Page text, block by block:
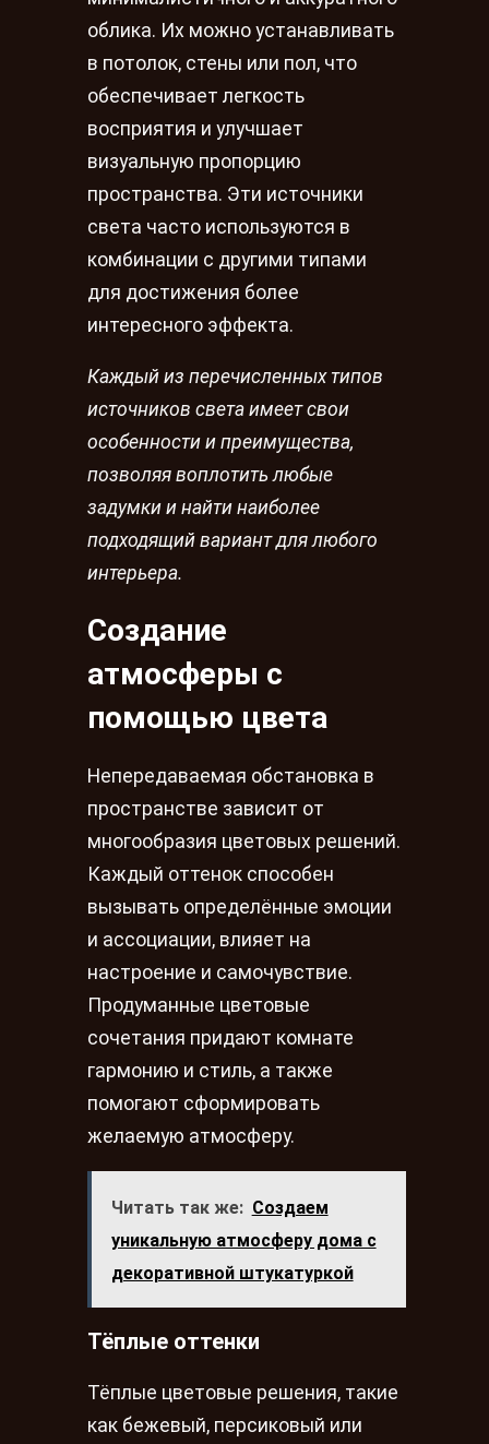
облика. Их можно устанавливать
в потолок, стены или пол, что
обеспечивает легкость
восприятия и улучшает
визуальную пропорцию
пространства. Эти источники
света часто используются в
комбинации с другими типами
для достижения более
интересного эффекта.
Каждый из перечисленных типов
источников света имеет свои
особенности и преимущества,
позволяя воплотить любые
задумки и найти наиболее
подходящий вариант для любого
интерьера.
Создание
атмосферы с
помощью цвета
Непередаваемая обстановка в
пространстве зависит от
многообразия цветовых решений.
Каждый оттенок способен
вызывать определённые эмоции
и ассоциации, влияет на
настроение и самочувствие.
Продуманные цветовые
сочетания придают комнате
гармонию и стиль, а также
помогают сформировать
желаемую атмосферу.
Читать так же: Создаем
уникальную атмосферу дома с
декоративной штукатуркой
Тёплые оттенки
Тёплые цветовые решения, такие
как бежевый, персиковый или